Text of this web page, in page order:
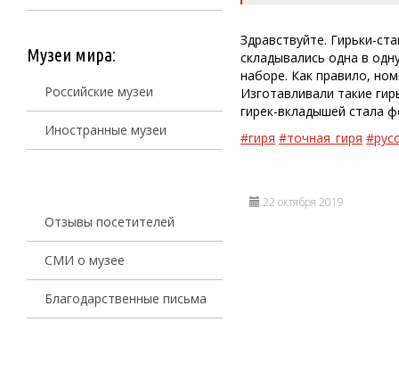
Музеи мира:
Российские музеи
Иностранные музеи
Отзывы посетителей
СМИ о музее
Благодарственные письма
Здравствуйте. Гирьки-
складывались одна в
наборе. Как правило,
Изготавливали такие
гирек-вкладышей стала
#гиря #точная_гиря
22 октября 2019